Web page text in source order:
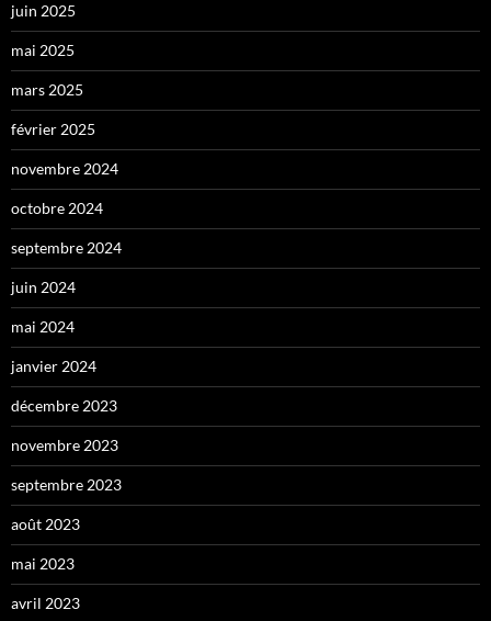
juin 2025
mai 2025
mars 2025
février 2025
novembre 2024
octobre 2024
septembre 2024
juin 2024
mai 2024
janvier 2024
décembre 2023
novembre 2023
septembre 2023
août 2023
mai 2023
avril 2023